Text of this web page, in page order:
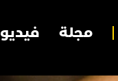
مجلة فيديو